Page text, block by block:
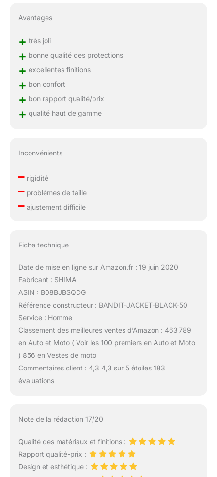
Avantages
+ très joli
+ bonne qualité des protections
+ excellentes finitions
+ bon confort
+ bon rapport qualité/prix
+ qualité haut de gamme
Inconvénients
–rigidité
–problèmes de taille
–ajustement difficile
Fiche technique
Date de mise en ligne sur Amazon.fr : 19 juin 2020
Fabricant : SHIMA
ASIN : B08BJBSQDG
Référence constructeur : BANDIT-JACKET-BLACK-50
Service : Homme
Classement des meilleures ventes d’Amazon : 463 789
en Auto et Moto ( Voir les 100 premiers en Auto et Moto
) 856 en Vestes de moto
Commentaires client : 4,3 4,3 sur 5 étoiles 183
évaluations
Note de la rédaction 17/20
Qualité des matériaux et finitions :
Rapport qualité-prix :
Design et esthétique :